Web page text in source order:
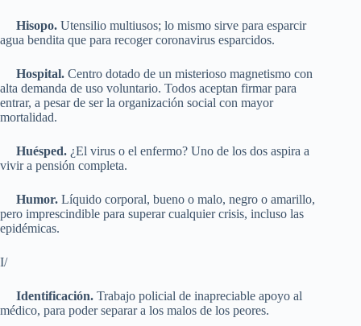
Hisopo. Utensilio multiusos; lo mismo sirve para esparcir
agua bendita que para recoger coronavirus esparcidos.
Hospital. Centro dotado de un misterioso magnetismo con
alta demanda de uso voluntario. Todos aceptan firmar para
entrar, a pesar de ser la organización social con mayor
mortalidad.
Huésped. ¿El virus o el enfermo? Uno de los dos aspira a
vivir a pensión completa.
Humor. Líquido corporal, bueno o malo, negro o amarillo,
pero imprescindible para superar cualquier crisis, incluso las
epidémicas.
I/
Identificación. Trabajo policial de inapreciable apoyo al
médico, para poder separar a los malos de los peores.